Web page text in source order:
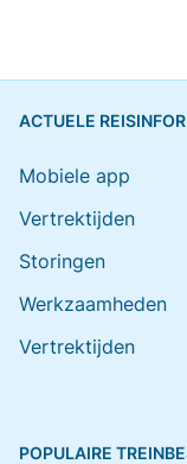
ACTUELE
Mobiele app
Vertrektijden
Storingen
Werkzaamheden
Vertrektijden
POPULAIRE